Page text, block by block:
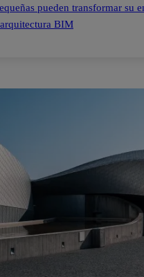
pueden transformar su
BIM